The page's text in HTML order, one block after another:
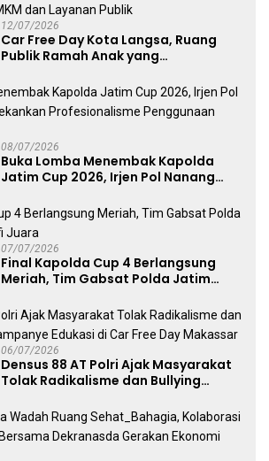
12/07/2026
Car Free Day Kota Langsa, Ruang
Publik Ramah Anak yang
Publik
08/07/2026
Buka Lomba Menembak Kapolda
Jatim Cup 2026, Irjen Pol Nanang
Penggunaan Senjata Api
07/07/2026
Final Kapolda Cup 4 Berlangsung
Meriah, Tim Gabsat Polda Jatim
06/07/2026
Densus 88 AT Polri Ajak Masyarakat
Tolak Radikalisme dan Bullying
Free Day Makassar